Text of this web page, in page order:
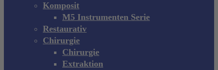
Komposit
M5 Instrumenten Serie
Restaurativ
Chirurgie
Chirurgie
Extraktion